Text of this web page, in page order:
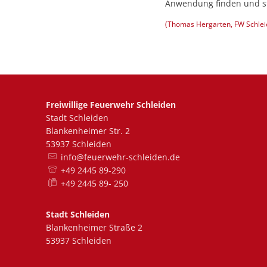
Anwendung finden und
(Thomas Hergarten, FW
Freiwillige Feuerwehr Schleiden
Stadt Schleiden
Blankenheimer Str. 2
53937 Schleiden
info@feuerwehr-schleiden.de
+49 2445 89-290
+49 2445 89- 250
Stadt Schleiden
Blankenheimer Straße 2
53937 Schleiden